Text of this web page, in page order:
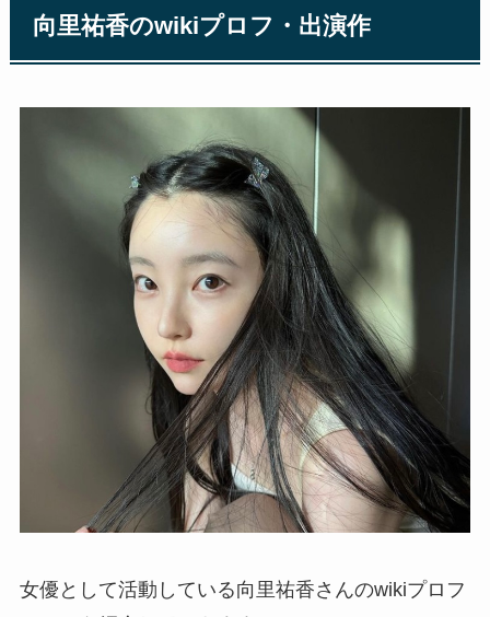
向里祐香のwikiプロフ・出演作
女優として活動している向里祐香さんのwikiプロフ